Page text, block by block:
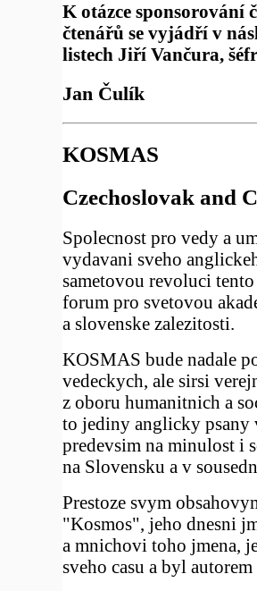
K otázce sponsorování
čtenářů se vyjádří v
listech Jiří Vančura,
Jan Čulík
KOSMAS
Czechoslovak and
Spolecnost pro vedy a
vydavani sveho
sametovou revoluci
forum pro svetovou
a slovenske zalezitosti.
KOSMAS bude nadale
vedeckych, ale sirsi
z oboru humanitnich a
to jediny anglicky psany
predevsim na minulost i
na Slovensku a v
Prestoze svym
"Kosmos", jeho dnesni
a mnichovi toho jmena,
sveho casu a byl